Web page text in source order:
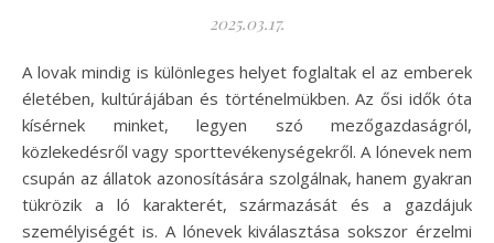
2025.03.17.
A lovak mindig is különleges helyet foglaltak el az emberek
életében, kultúrájában és történelmükben. Az ősi idők óta
kísérnek minket, legyen szó mezőgazdaságról,
közlekedésről vagy sporttevékenységekről. A lónevek nem
csupán az állatok azonosítására szolgálnak, hanem gyakran
tükrözik a ló karakterét, származását és a gazdájuk
személyiségét is. A lónevek kiválasztása sokszor érzelmi